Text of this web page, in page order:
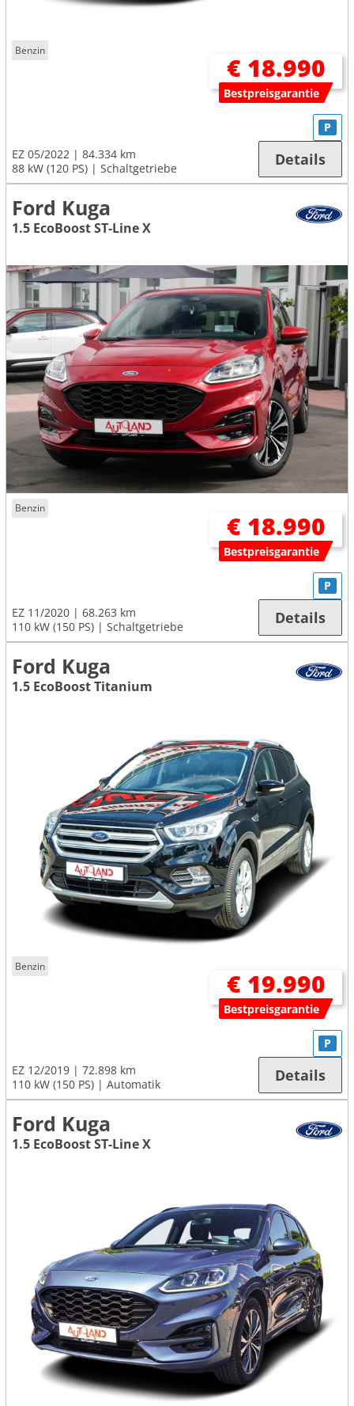
Benzin
€ 18.990
Bestpreisgarantie
EZ 05/2022
84.334 km
88 kW (120 PS)
Schaltgetriebe
P
Details
Ford Kuga
1.5 EcoBoost ST-Line X
Benzin
€ 18.990
Bestpreisgarantie
EZ 11/2020
68.263 km
110 kW (150 PS)
Schaltgetriebe
P
Details
Ford Kuga
1.5 EcoBoost Titanium
Benzin
€ 19.990
Bestpreisgarantie
EZ 12/2019
72.898 km
110 kW (150 PS)
Automatik
P
Details
Ford Kuga
1.5 EcoBoost ST-Line X